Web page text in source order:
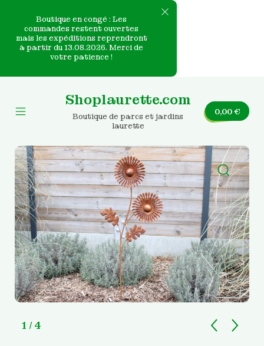
Boutique en congé : Les
commandes restent ouvertes
mais les expéditions reprendront
à partir du 13.08.2026. Merci de
votre patience !
content
Toggle
Shoplaurette.com
Boutique de parcs et jardins
laurette
0,00€
1 / 4